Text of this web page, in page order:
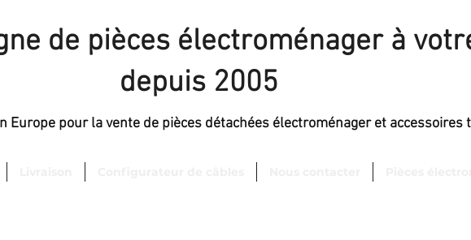
de pièces électroménager à
depuis 2005
Europe pour la vente de pièces détachées électroménager et accessoires